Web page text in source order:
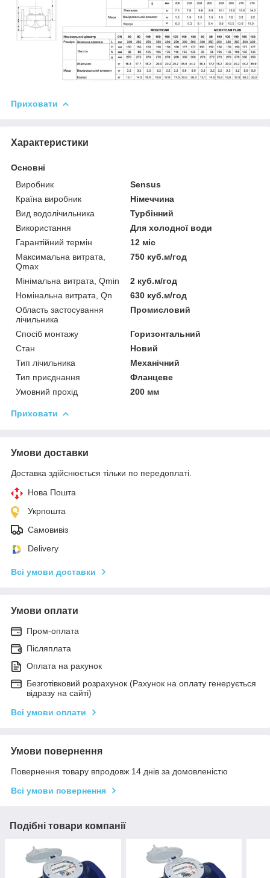
Приховати
Характеристики
Основні
Виробник
Sensus
Країна виробник
Німеччина
Вид водолічильника
Турбінний
Використання
Для холодної води
Гарантійний термін
12 міс
Максимальна витрата,
Qmax
750 куб.м/год
Мінімальна витрата, Qmin
2 куб.м/год
Номінальна витрата, Qn
630 куб.м/год
Область застосування
лічильника
Промисловий
Спосіб монтажу
Горизонтальний
Стан
Новий
Тип лічильника
Механічний
Тип приєднання
Фланцеве
Умовний прохід
200 мм
Приховати
Умови доставки
Доставка здійснюється тільки по передоплаті.
Нова Пошта
Укрпошта
Самовивіз
Delivery
Всі умови доставки
Умови оплати
Пром-оплата
Післяплата
Оплата на рахунок
Безготівковий розрахунок (Рахунок на оплату генерується
відразу на сайті)
Всі умови оплати
Умови повернення
Повернення товару впродовж 14 днів за домовленістю
Всі умови повернення
Подібні товари компанії